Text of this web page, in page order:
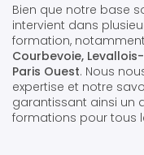
Bien que notre base
intervient dans
formation,
Courbevoie,
Paris Ouest. Nous
expertise et notre
garantissant ainsi un
formations pour tous